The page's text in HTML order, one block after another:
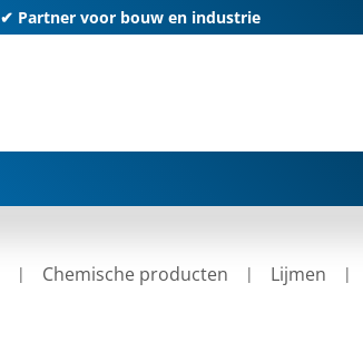
✔ Partner voor bouw en industrie
Chemische producten Lijmen